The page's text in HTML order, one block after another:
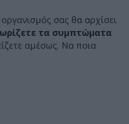
σας θα αρχίσει
τα συμπτώματα
αμέσως. Να ποια